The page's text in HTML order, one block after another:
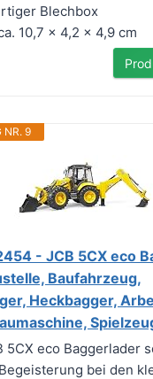
Blechbox
10,7 x 4,2 x 4,9 cm
NR. 9
- JCB 5CX eco
Baufahrzeug,
Heckbagger,
5CX eco Baggerlader
bei den